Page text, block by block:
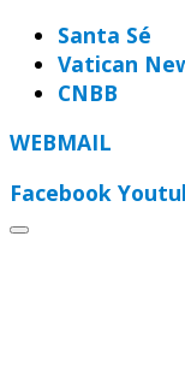
Santa Sé
Vatican
CNBB
WEBMAIL
Facebook